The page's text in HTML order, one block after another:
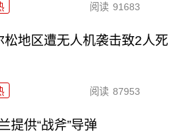
阅读 91683
松地区遭无人机袭击致2人死
阅读 87953
提供“战斧”导弹